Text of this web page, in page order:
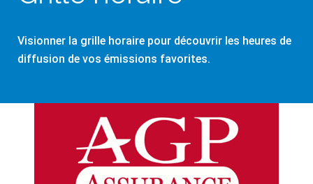
Visionner la grille horaire pour découvrir les heures de
diffusion de vos émissions favorites.